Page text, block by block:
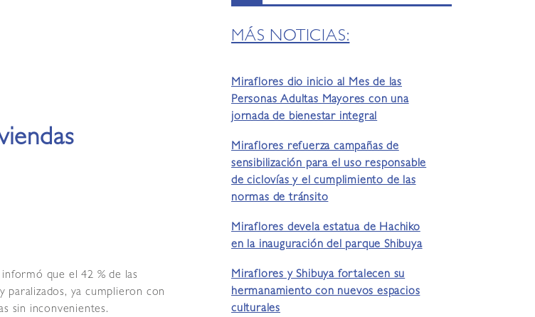
que el 42 % de las
paralizados, ya cumplieron con
sin inconvenientes.
MÁS NOTICIAS:
Miraflores dio inicio al Mes de las
Personas Adultas Mayores con una
jornada de bienestar integral
Miraflores refuerza campañas de
sensibilización para el uso responsable
de ciclovías y el cumplimiento de las
normas de tránsito
Miraflores devela estatua de Hachiko
en la inauguración del parque Shibuya
Miraflores y Shibuya fortalecen su
hermanamiento con nuevos espacios
culturales